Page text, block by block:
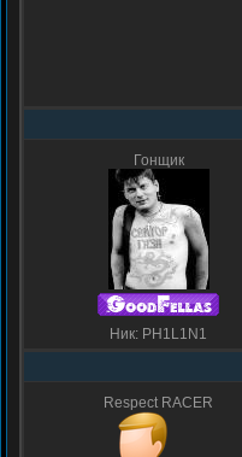
Гонщик
Ник: PH1L1N1
Respect RACER